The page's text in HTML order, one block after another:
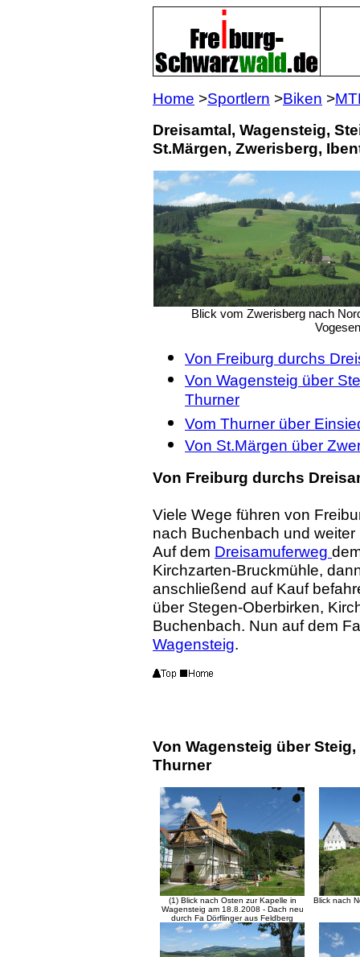
Home >Sportlern >Biken >
Dreisamtal, Wagensteig,
St.Märgen, Zwerisberg,
Blick vom Zwerisberg nach
Von Freiburg durchs
Von Wagensteig über
Thurner
Vom Thurner über
Von St.Märgen über
Von Freiburg durchs
Viele Wege führen von
nach Buchenbach und
Auf dem Dreisamuferweg
Kirchzarten-Bruckmühle,
anschließend auf Kauf
über Stegen-Oberbirken,
Buchenbach. Nun auf dem
Wagensteig.
Von Wagensteig über
Thurner
(1) Blick nach Osten zur Kapelle in
Wagensteig am 18.8.2008 - Dach neu
durch Fa Dörflinger aus Feldberg
Blick nach